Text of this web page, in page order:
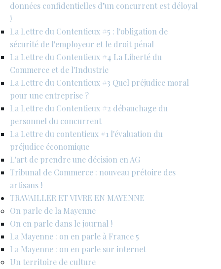
données confidentielles d’un concurrent est déloyal
!
La Lettre du Contentieux #5 : l'obligation de
sécurité de l'employeur et le droit pénal
La Lettre du Contentieux #4 La Liberté du
Commerce et de l'Industrie
La Lettre du Contentieux #3 Quel préjudice moral
pour une entreprise ?
La Lettre du Contentieux #2 débauchage du
personnel du concurrent
La Lettre du contentieux #1 l'évaluation du
préjudice économique
L'art de prendre une décision en AG
Tribunal de Commerce : nouveau prétoire des
artisans !
TRAVAILLER ET VIVRE EN MAYENNE
On parle de la Mayenne
On en parle dans le journal !
La Mayenne : on en parle à France 5
La Mayenne : on en parle sur internet
Un territoire de culture